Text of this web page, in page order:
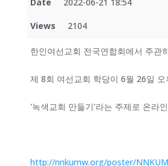
Views 2104
한인여선교회 전국연합회에서 주관
제 8회 여선교회 학당이 6월 26일 오
'녹색교회 만들기'라는 주제로 온라
http://nnkumw.org/poster/